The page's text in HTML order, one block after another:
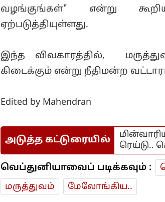
வழங்குங்கள்" என்று
ஏற்படுத்தியுள்ளது.
இந்த விவகாரத்தில்,
கிடைக்கும் என்று நீதிமன்ற
Edited by Mahendran
அடுத்த கட்டுரையில்
ரெய்டு..
வெப்துனியாவைப் படிக்கவும் :
மரு‌த்துவ‌ம்
மேலோங்கிய..